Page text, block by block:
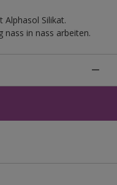
Alphasol Silikat.
nass in nass arbeiten.